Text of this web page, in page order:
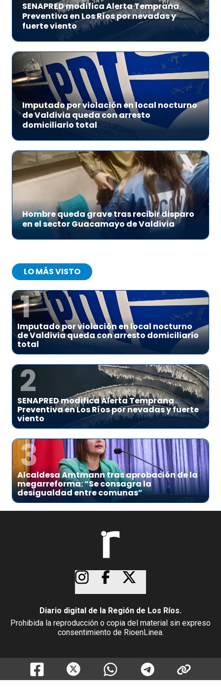
SENAPRED modifica Alerta Temprana
Preventiva en Los Ríos por nevadas y
fuerte viento
Imputado por violación en local nocturno
de Valdivia queda con arresto
domiciliario total
Hombre queda grave tras recibir disparo
en el sector Guacamayo de Valdivia
LO MÁS VISTO
1
Imputado por violación en local nocturno
de Valdivia queda con arresto domiciliario
total
2
SENAPRED modifica Alerta Temprana
Preventiva en Los Ríos por nevadas y fuerte
viento
3
Alcaldesa Amtmann tras aprobación de la
megarreforma: “Se consagra la
desigualdad entre comunas”
Diario digital de la Región de Los Ríos.
Prohibida la reproducción o copia del material sin expreso
consentimiento de RioenLinea.